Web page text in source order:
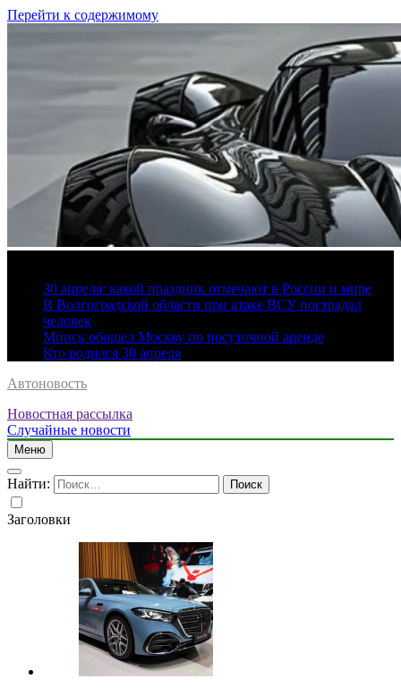
Перейти к содержимому
30 апреля: какой праздник отмечают в России и мире
В Волгоградской области при атаке ВСУ пострадал
человек
Минск обошел Москву по посуточной аренде
Кто родился 30 апреля
Автоновость
Новостная рассылка
Случайные новости
Меню
Найти:
Заголовки